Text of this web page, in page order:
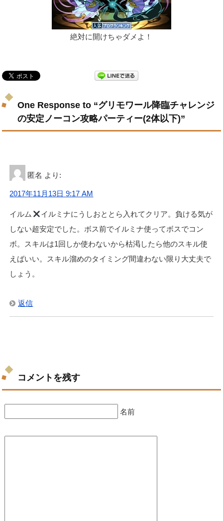
絶対に開けちゃダメよ！
One Response to “グリモワール降臨チャレンジ
の安定ノーコン攻略パーティー(2体以下)”
匿名 より:
2017年11月13日 9:17 AM
イルム
イルミナにうしおととら入れてクリア。負ける気が
しない超安定でした。ボス前でイルミナ使ってボスでコン
ボ。スキルは1回しか使わないから枯渇したら他のスキル使
えばいい。スキル溜めのタイミング間違わない限り大丈夫で
しょう。
返信
コメントを残す
名前